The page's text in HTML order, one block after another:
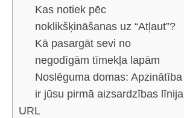
Kas notiek pēc
noklikšķināšanas uz “Atļaut”?
Kā pasargāt sevi no
negodīgām tīmekļa lapām
Noslēguma domas: Apzinātība
ir jūsu pirmā aizsardzības līnija
URL